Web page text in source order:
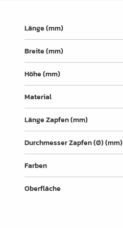
Auszüge &
Schubkastenteile
Scharniere & Türbeschläge
Beine, Füsse &
Untergestelle
Rollen
Filz, Gleitnägel & Anschläge
Drahtware
Küchen- & Badeinrichtung
Länge (mm)
Breite (mm)
Höhe (mm)
Material
Länge Zapfen (mm)
Durchmesser Zapfen (Ø) (mm)
Farben
Oberfläche